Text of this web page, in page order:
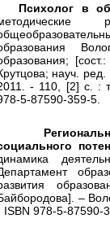
Психолог в
науч.
- 110, [2] с. :
5-87590-359-5.
–
ISBN 978-5-87590-